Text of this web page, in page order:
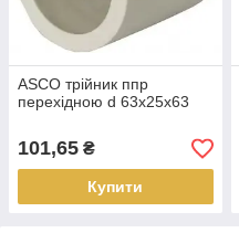
ASCO трійник ппр
перехідною d 63х25х63
101,65 ₴
Купити